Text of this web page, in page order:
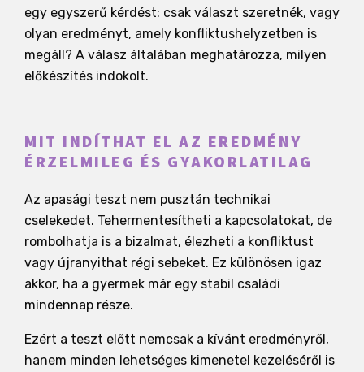
egy egyszerű kérdést: csak választ szeretnék, vagy
olyan eredményt, amely konfliktushelyzetben is
megáll? A válasz általában meghatározza, milyen
előkészítés indokolt.
MIT INDÍTHAT EL AZ EREDMÉNY
ÉRZELMILEG ÉS GYAKORLATILAG
Az apasági teszt nem pusztán technikai
cselekedet. Tehermentesítheti a kapcsolatokat, de
rombolhatja is a bizalmat, élezheti a konfliktust
vagy újranyithat régi sebeket. Ez különösen igaz
akkor, ha a gyermek már egy stabil családi
mindennap része.
Ezért a teszt előtt nemcsak a kívánt eredményről,
hanem minden lehetséges kimenetel kezeléséről is